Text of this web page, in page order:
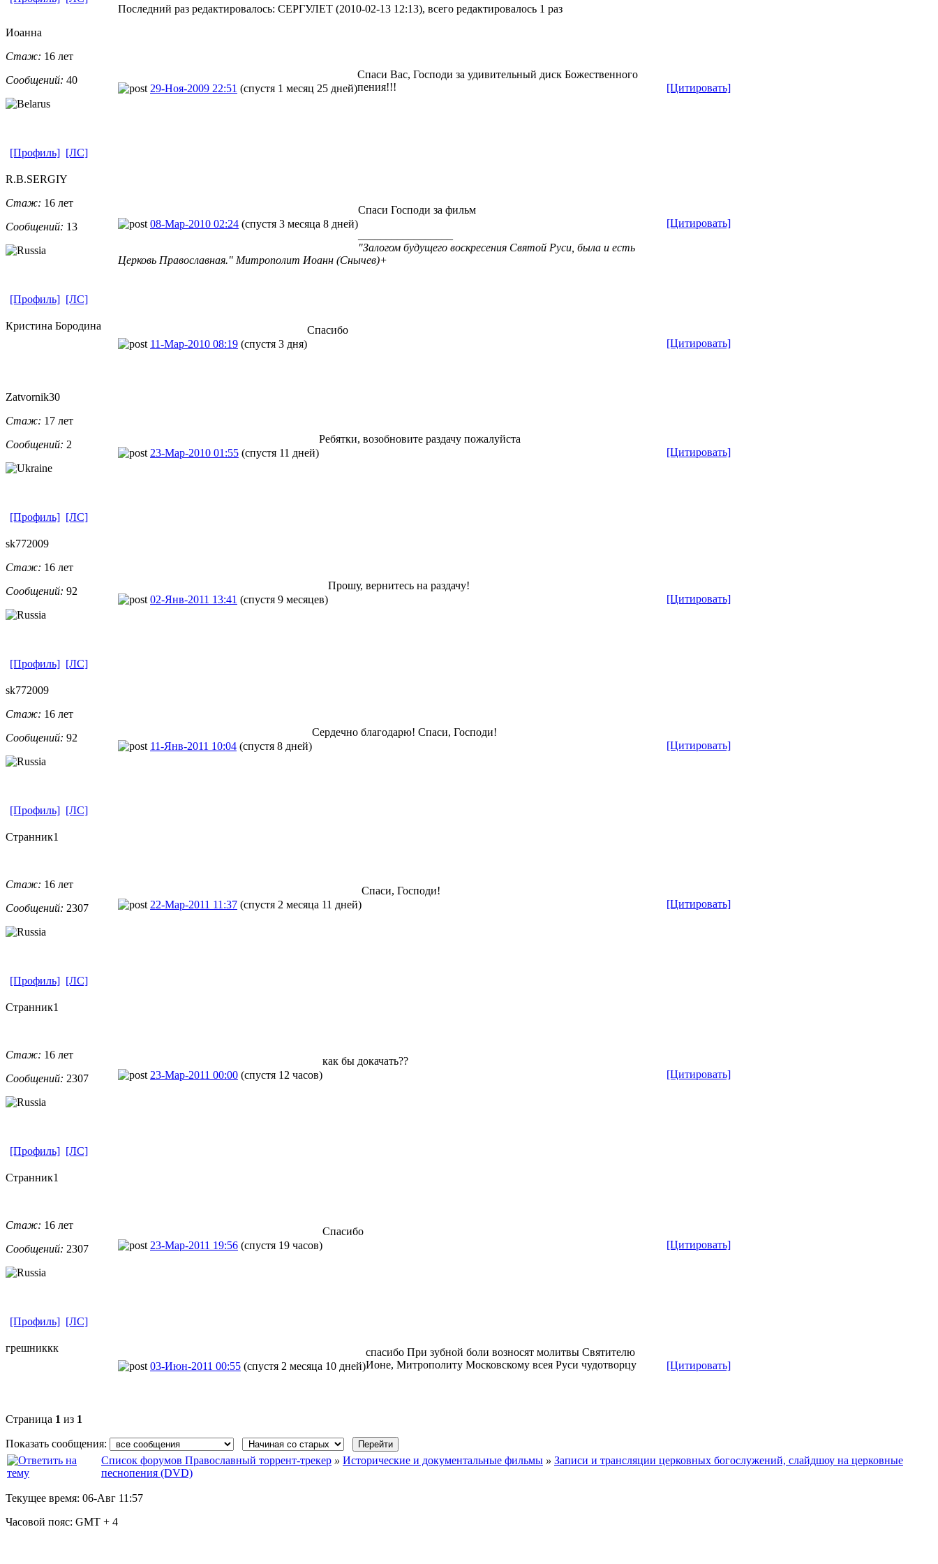
Последний раз редактировалось: СЕРГУЛЕТ (2010-02-13 12:13), всего редактировалось 1 раз
Иоанна
Стаж: 16 лет
Сообщений: 40
29-Ноя-2009 22:51 (спустя 1 месяц 25 дней) [Цитировать]
Спаси Вас, Господи за удивительный диск Божественного
пения!!!
[Профиль] [ЛС]
R.B.SERGIY
Стаж: 16 лет
Сообщений: 13 08-Мар-2010 02:24 (спустя 3 месяца 8 дней) [Цитировать]
Спаси Господи за фильм
"Залогом будущего воскресения Святой Руси, была и есть
Церковь Православная." Митрополит Иоанн (Снычев)+
[Профиль] [ЛС]
Кристина Бородина
11-Мар-2010 08:19 (спустя 3 дня) [Цитировать]
Спасибо
Zatvornik30
Стаж: 17 лет
Сообщений: 2
23-Мар-2010 01:55 (спустя 11 дней) [Цитировать]
Ребятки, возобновите раздачу пожалуйста
[Профиль] [ЛС]
sk772009
Стаж: 16 лет
Сообщений: 92
02-Янв-2011 13:41 (спустя 9 месяцев) [Цитировать]
Прошу, вернитесь на раздачу!
[Профиль] [ЛС]
sk772009
Стаж: 16 лет
Сообщений: 92
11-Янв-2011 10:04 (спустя 8 дней) [Цитировать]
Сердечно благодарю! Спаси, Господи!
[Профиль] [ЛС]
Странник1
Стаж: 16 лет
Сообщений: 2307 22-Мар-2011 11:37 (спустя 2 месяца 11 дней) [Цитировать]
Спаси, Господи!
[Профиль] [ЛС]
Странник1
Стаж: 16 лет
Сообщений: 2307 23-Мар-2011 00:00 (спустя 12 часов) [Цитировать]
как бы докачать??
[Профиль] [ЛС]
Странник1
Стаж: 16 лет
Сообщений: 2307 23-Мар-2011 19:56 (спустя 19 часов) [Цитировать]
Спасибо
[Профиль] [ЛС]
грешниккк
03-Июн-2011 00:55 (спустя 2 месяца 10 дней) [Цитировать]
спасибо При зубной боли возносят молитвы Святителю
Ионе, Митрополиту Московскому всея Руси чудотворцу
Страница 1 из 1
Показать сообщения:
Список форумов Православный торрент-трекер » Исторические и документальные фильмы » Записи и трансляции церковных богослужений, слайдшоу на церковные
песнопения (DVD)
Текущее время: 06-Авг 11:57
Часовой пояс: GMT + 4